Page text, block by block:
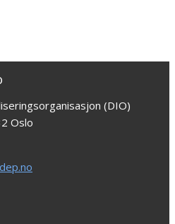
(DIO)
Oslo